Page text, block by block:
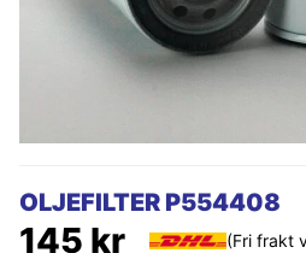
OLJEFILTER P554408
145 kr